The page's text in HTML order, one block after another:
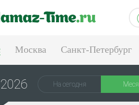
Москва Санкт-Петербург
На сегодня